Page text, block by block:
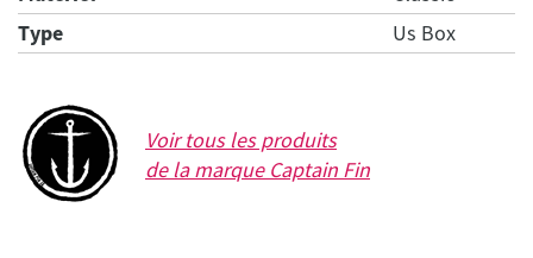
Type
Us Box
Voir tous les produits
de la marque Captain Fin